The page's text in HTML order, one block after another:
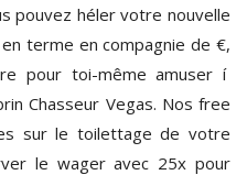
pouvez héler votre nouvelle
terme en compagnie de €,
pour toi-même amuser í
Chasseur Vegas. Nos free
sur le toilettage de votre
le wager avec 25x pour